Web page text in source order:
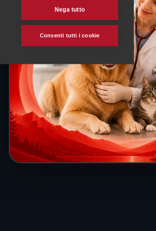
Nega tutto
Consenti tutti i cookie